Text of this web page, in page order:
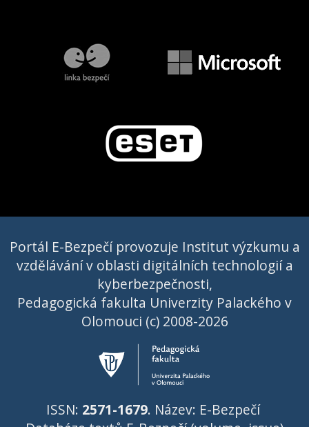
Portál E-Bezpečí provozuje Institut výzkumu a
vzdělávání v oblasti digitálních technologií a
kyberbezpečnosti,
Pedagogická fakulta Univerzity Palackého v
Olomouci (c) 2008-2026
ISSN: 2571-1679. Název: E-Bezpečí